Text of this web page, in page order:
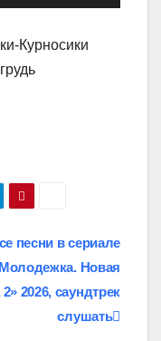
Курносики
песни в сериале
Новая
2026, саундтрек
слушать